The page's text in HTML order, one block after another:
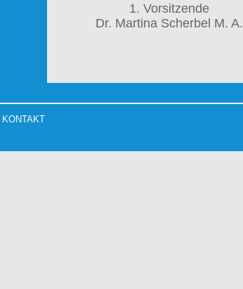
1. Vorsitzende
Dr. Martina Scherbel M. A.
KONTAKT